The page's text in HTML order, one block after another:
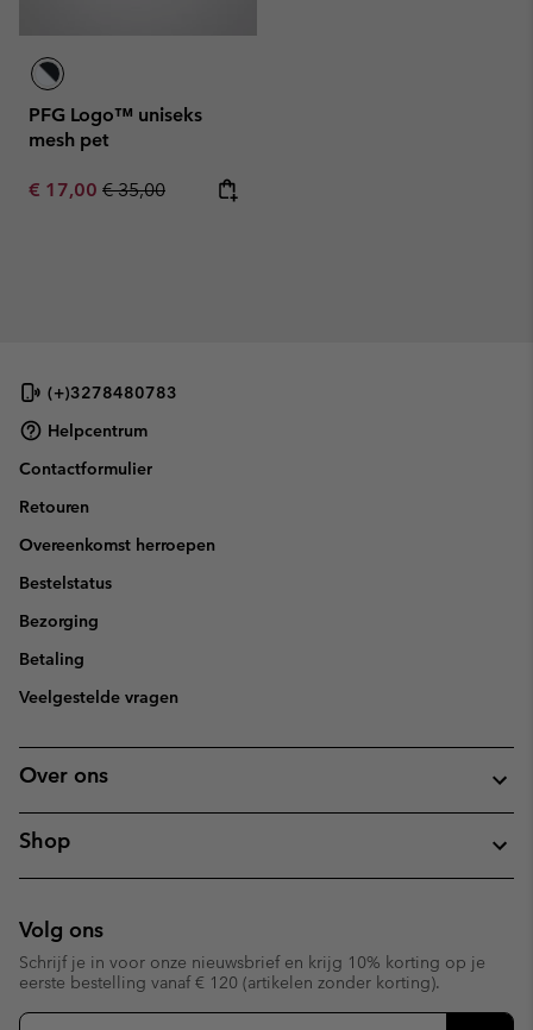
PFG Logo™ uniseks
mesh pet
Sale price:
€ 17,00 Regular price:
€ 35,00
(+)3278480783
Helpcentrum
Contactformulier
Retouren
Overeenkomst herroepen
Bestelstatus
Bezorging
Betaling
Veelgestelde vragen
Over ons
Shop
Volg ons
Schrijf je in voor onze nieuwsbrief en krijg 10% korting op je
eerste bestelling vanaf € 120 (artikelen zonder korting).
Aanmelden